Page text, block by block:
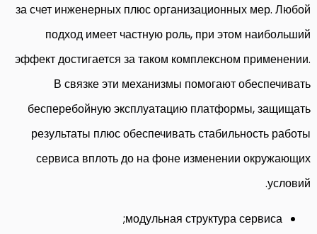
за счет инженерных плюс организационных мер. Любой
подход имеет частную роль, при этом наибольший
эффект достигается за таком комплексном применении.
В связке эти механизмы помогают обеспечивать
бесперебойную эксплуатацию платформы, защищать
результаты плюс обеспечивать стабильность работы
сервиса вплоть до на фоне изменении окружающих
условий.
модульная структура сервиса;